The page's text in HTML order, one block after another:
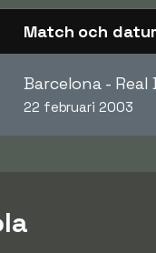
Match och
Barcelona - Real
22 februari 2003